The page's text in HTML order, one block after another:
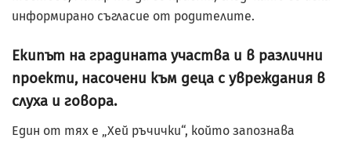
информирано съгласие от родителите.
Екипът на градината участва и в различни
проекти, насочени към деца с увреждания в
слуха и говора.
Един от тях е „Хей ръчички“, който запознава